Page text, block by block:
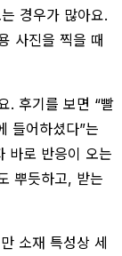
경우가 많아요.
사진을 찍을 때
. 후기를 보면 “빨
들어하셨다”는
바로 반응이 오는
뿌듯하고, 받는
소재 특성상 세